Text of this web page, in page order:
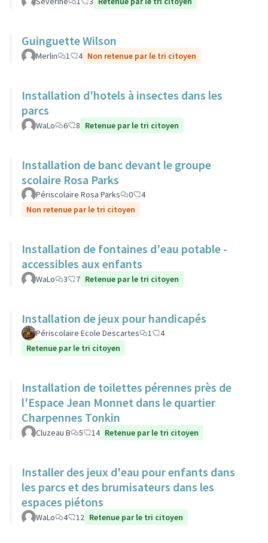
Guinguette Wilson
Merlin 1 4 Non retenue par le tri citoyen
Installation d'hotels à insectes dans les
parcs
WaLo 6 8 Retenue par le tri citoyen
Installation de banc devant le groupe
scolaire Rosa Parks
Périscolaire Rosa Parks 0
4
Non retenue par le tri citoyen
Installation de fontaines d'eau potable -
accessibles aux enfants
WaLo 3 7 Retenue par le tri citoyen
Installation de jeux pour handicapés
Périscolaire Ecole Descartes 1
4
Retenue par le tri citoyen
Installation de toilettes pérennes près de
l'Espace Jean Monnet dans le quartier
Charpennes Tonkin
Cluzeau B 5 14 Retenue par le tri citoyen
Installer des jeux d'eau pour enfants dans
les parcs et des brumisateurs dans les
espaces piétons
WaLo 4 12 Retenue par le tri citoyen